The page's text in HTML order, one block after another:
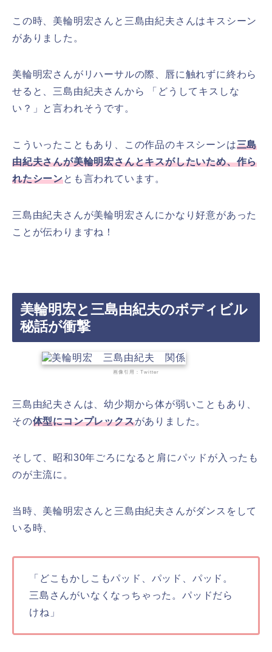
この時、美輪明宏さんと三島由紀夫さんはキスシーン
がありました。
美輪明宏さんがリハーサルの際、唇に触れずに終わら
せると、三島由紀夫さんから 「どうしてキスしな
い？」と言われそうです。
こういったこともあり、この作品のキスシーンは三島
由紀夫さんが美輪明宏さんとキスがしたいため、作ら
れたシーンとも言われています。
三島由紀夫さんが美輪明宏さんにかなり好意があった
ことが伝わりますね！
美輪明宏と三島由紀夫のボディビル
秘話が衝撃
画像引用：Twitter
三島由紀夫さんは、幼少期から体が弱いこともあり、
その体型にコンプレックスがありました。
そして、昭和30年ごろになると肩にパッドが入ったも
のが主流に。
当時、美輪明宏さんと三島由紀夫さんがダンスをして
いる時、
「どこもかしこもパッド、パッド、パッド。
三島さんがいなくなっちゃった。パッドだら
けね」